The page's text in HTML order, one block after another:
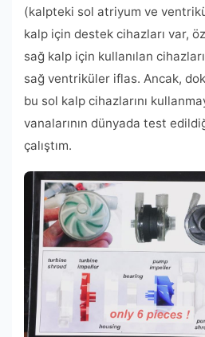
(kalpteki sol atriyum ve
kalp için destek cihazları var,
sağ kalp için kullanılan
sağ ventriküler iflas. Ancak,
bu sol kalp cihazlarını
vanalarının dünyada test
çalıştım.